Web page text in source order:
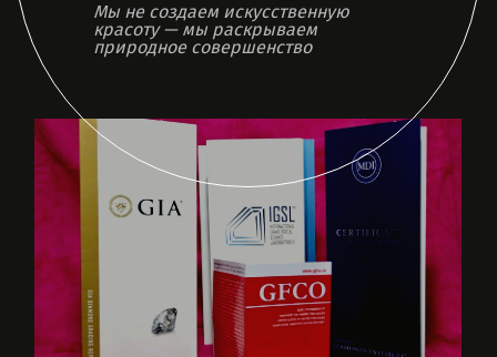
Мы не создаем искусственную
красоту — мы раскрываем
природное совершенство